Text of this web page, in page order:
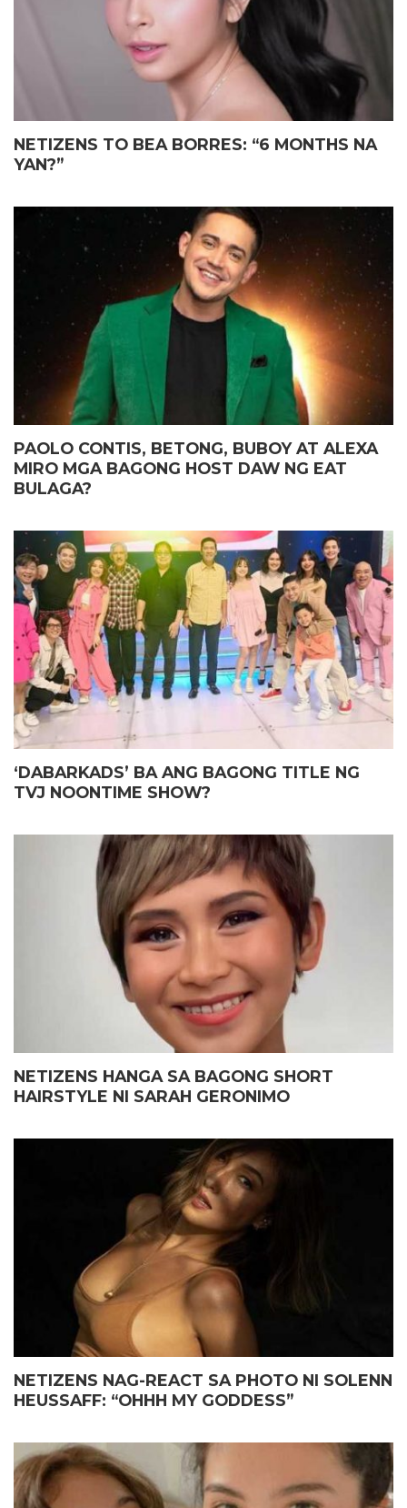
NETIZENS TO BEA BORRES: “6 MONTHS NA
YAN?”
PAOLO CONTIS, BETONG, BUBOY AT ALEXA
MIRO MGA BAGONG HOST DAW NG EAT
BULAGA?
‘DABARKADS’ BA ANG BAGONG TITLE NG
TVJ NOONTIME SHOW?
NETIZENS HANGA SA BAGONG SHORT
HAIRSTYLE NI SARAH GERONIMO
NETIZENS NAG-REACT SA PHOTO NI SOLENN
HEUSSAFF: “OHHH MY GODDESS”